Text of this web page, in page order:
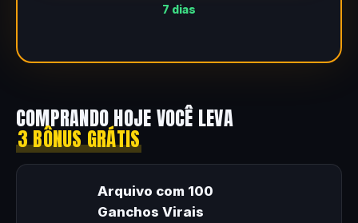
7 dias
COMPRANDO HOJE VOCÊ LEVA
3 BÔNUS GRÁTIS
Arquivo com 100
Ganchos Virais